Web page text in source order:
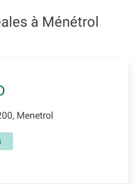
à Ménétrol
Menetrol